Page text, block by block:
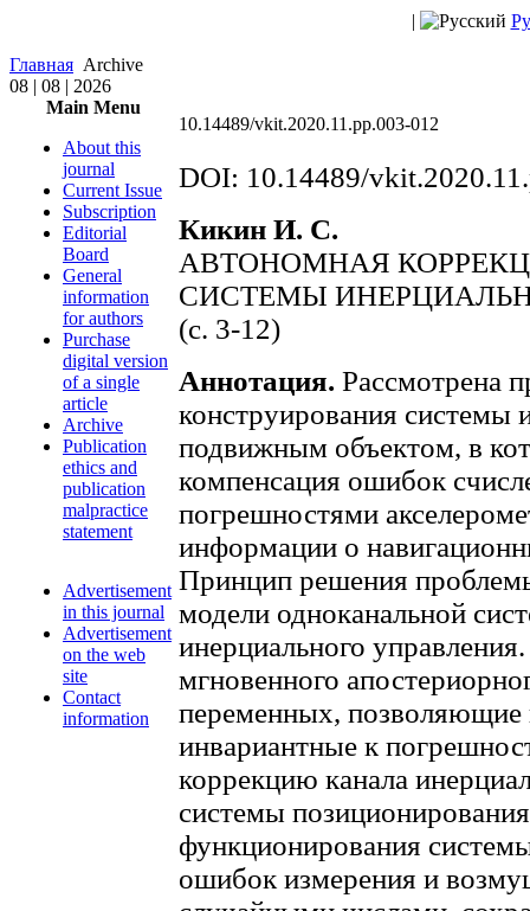
|
Главная Archive
08 | 08 | 2026
Main Menu
About this
journal
Current Issue
Subscription
Editorial
Board
General
information
for authors
Purchase
digital version
of a single
article
Archive
Publication
ethics and
publication
malpractice
statement
Advertisement
in this journal
Advertisement
on the web
site
Contact
information
10.14489/vkit.2020.11.pp.003-012
DOI: 10.14489/
Кикин И. С.
АВТОНОМНАЯ
СИСТЕМЫ
(с. 3-12)
Аннотация. Рассмотрена
конструирования системы
подвижным объектом, в
компенсация ошибок
погрешностями
информации о
Принцип решения
модели одноканальной
инерциального
мгновенного
переменных, позволяющие
инвариантные к
коррекцию канала
системы
функционирования
ошибок измерения и